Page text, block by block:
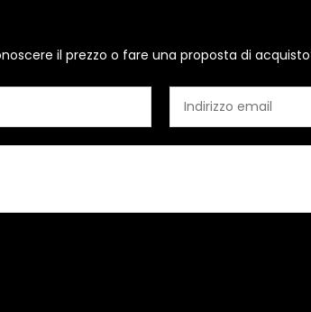
il prezzo o fare una proposta di